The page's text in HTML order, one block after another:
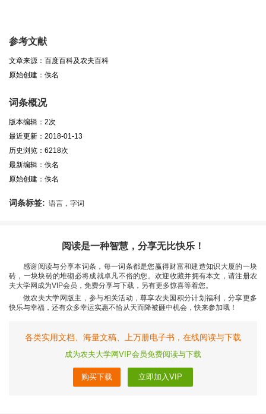
参考文献
文章来源：百度百科及农夫百科
原始创建：佚名
词条概况
版本编辑：2次
最近更新：2018-01-13
历史浏览：6218次
最新编辑：佚名
原始创建：佚名
词条标签: 语言，字词
阅读是一种智慧，分享无比快乐！
感谢阅读与分享本词条，每一词条都是您赢得财富和建造知识大厦的一块
砖，一块块砖的堆砌必将成就卓凡不俗的您。欢迎收藏并拥有本文，请注册农
夫大学网成为VIP会员，免费分享与下载，另有更多惊喜等着您。
做农夫大学网版主，参与相关活动，尊享农夫国积分计划福利，分享更多
快乐与幸福，还有众多幸运实惠不恰从天而降被砸中机会，快来参加哦！
各类实用文档、海量文稿、上万册电子书，在线阅读与下载
成为农夫大学网VIP会员免费阅读与下载
购买下载 立即加入VIP